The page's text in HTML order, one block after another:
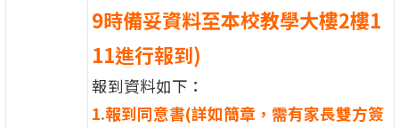
9時備妥資料至本校教學大樓2樓1
11進行報到)
報到資料如下：
1.報到同意書(詳如簡章，需有家長雙方簽